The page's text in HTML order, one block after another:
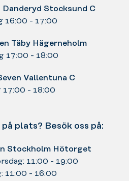
Danderyd Stocksund C
16:00 - 17:00
Täby Hägerneholm
17:00 - 18:00
Vallentuna C
17:00 - 18:00
plats? Besök oss på:
Stockholm Hötorget
11:00 - 19:00
11:00 - 16:00